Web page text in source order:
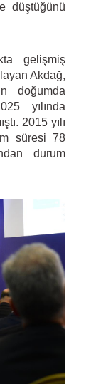
düştüğünü
gelişmiş
Akdağ,
doğumda
yılında
2015 yılı
süresi 78
durum